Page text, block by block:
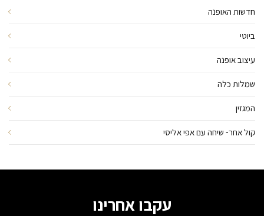
חדשות האופנה
ביוטי
עיצוב אופנה
שמלות כלה
המגזין
קול אחר- שיחה עם אפי אליסי
עקבו אחרינו